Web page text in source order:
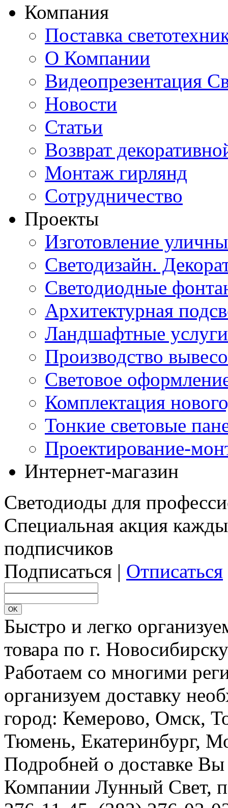
Компания
Поставка
О Компании
Видеопрезентация
Новости
Статьи
Возврат
Монтаж гирлянд
Сотрудничество
Проекты
Изготовление
Светодизайн.
Светодиодные
Архитектурная
Ландшафтные
Производство
Световое
Комплектация
Тонкие световые
Проектирование-
Интернет-магазин
Светодиоды для
Специальная акция
подписчиков
Подписаться | Отписаться
Быстро и легко
товара по г.
Работаем со многими
организуем доставку
город: Кемерово, Омск,
Тюмень, Екатеринбург,
Подробней о доставке
Компании Лунный Свет,